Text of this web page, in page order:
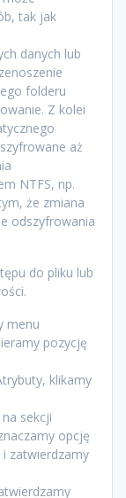
tak jak
danych lub
folderu
Z kolei
aż
NTFS, np.
że zmiana
odszyfrowania
do pliku lub
menu
pozycję
klikamy
sekcji
opcję
i zatwierdzamy